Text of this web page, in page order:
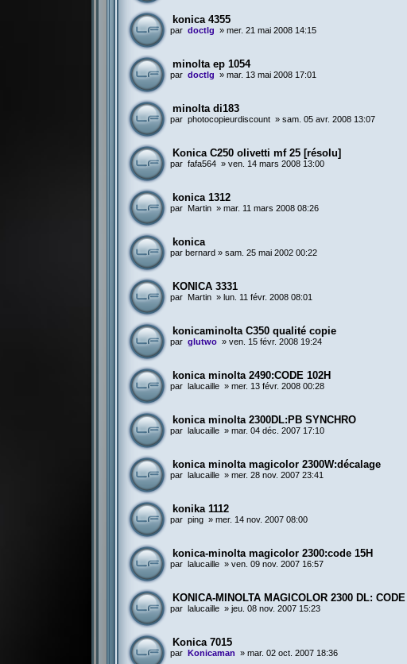
konica 4355
par doctlg »mer. 21 mai 2008 14:15
minolta ep 1054
par doctlg »mar. 13 mai 2008 17:01
minolta di183
par photocopieurdiscount »sam. 05 avr. 2008 13:07
Konica C250 olivetti mf 25 [résolu]
par fafa564 »ven. 14 mars 2008 13:00
konica 1312
par Martin »mar. 11 mars 2008 08:26
konica
par bernard »sam. 25 mai 2002 00:22
KONICA 3331
par Martin » lun. 11 févr. 2008 08:01
konicaminolta C350 qualité copie
par glutwo »ven. 15 févr. 2008 19:24
konica minolta 2490:CODE 102H
par lalucaille »mer. 13 févr. 2008 00:28
konica minolta 2300DL:PB SYNCHRO
par lalucaille »mar. 04 déc. 2007 17:10
konica minolta magicolor 2300W:décalage
par lalucaille »mer. 28 nov. 2007 23:41
konika 1112
par ping »mer. 14 nov. 2007 08:00
konica-minolta magicolor 2300:code 15H
par lalucaille »ven. 09 nov. 2007 16:57
KONICA-MINOLTA MAGICOLOR 2300 DL: CODE
par lalucaille »jeu. 08 nov. 2007 15:23
Konica 7015
par Konicaman »mar. 02 oct. 2007 18:36